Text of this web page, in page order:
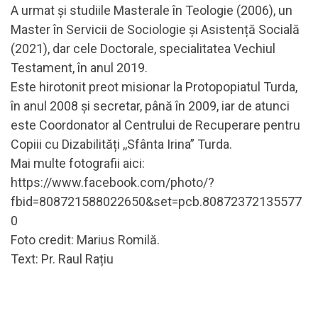
A urmat și studiile Masterale în Teologie (2006), un
Master în Servicii de Sociologie și Asistență Socială
(2021), dar cele Doctorale, specialitatea Vechiul
Testament, în anul 2019.
Este hirotonit preot misionar la Protopopiatul Turda,
în anul 2008 și secretar, până în 2009, iar de atunci
este Coordonator al Centrului de Recuperare pentru
Copiii cu Dizabilități ,,Sfânta Irina” Turda.
Mai multe fotografii aici:
https://www.facebook.com/photo/?
fbid=808721588022650&set=pcb.80872372135577
0
Foto credit: Marius Romilă.
Text: Pr. Raul Rațiu